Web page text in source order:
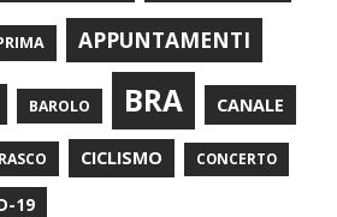
APPUNTAMENTI
BAROLO BRA CANALE
CICLISMO CONCERTO
19